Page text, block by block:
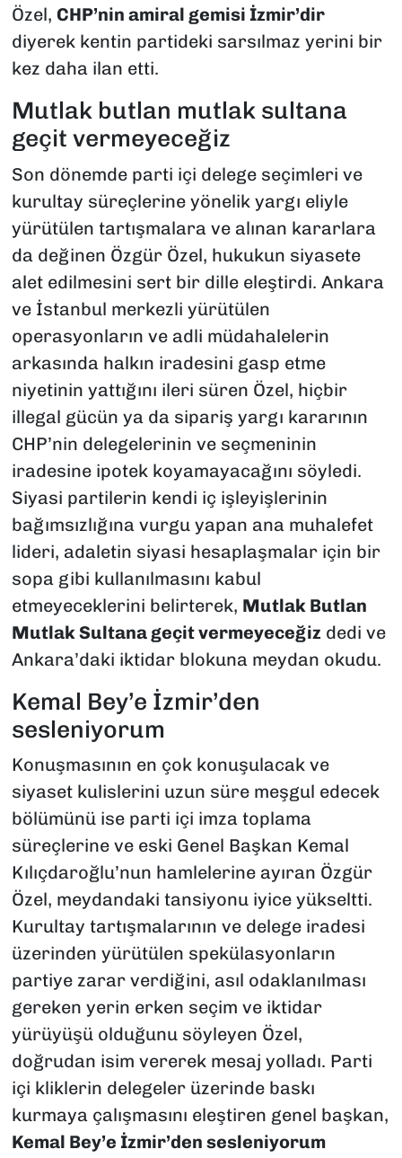
Özel, CHP’nin amiral gemisi İzmir’dir
diyerek kentin partideki sarsılmaz yerini bir
kez daha ilan etti.
​Mutlak butlan mutlak sultana
geçit vermeyeceğiz
​Son dönemde parti içi delege seçimleri ve
kurultay süreçlerine yönelik yargı eliyle
yürütülen tartışmalara ve alınan kararlara
da değinen Özgür Özel, hukukun siyasete
alet edilmesini sert bir dille eleştirdi. Ankara
ve İstanbul merkezli yürütülen
operasyonların ve adli müdahalelerin
arkasında halkın iradesini gasp etme
niyetinin yattığını ileri süren Özel, hiçbir
illegal gücün ya da sipariş yargı kararının
CHP’nin delegelerinin ve seçmeninin
iradesine ipotek koyamayacağını söyledi.
Siyasi partilerin kendi iç işleyişlerinin
bağımsızlığına vurgu yapan ana muhalefet
lideri, adaletin siyasi hesaplaşmalar için bir
sopa gibi kullanılmasını kabul
etmeyeceklerini belirterek, Mutlak Butlan
Mutlak Sultana geçit vermeyeceğizdedi ve
Ankara’daki iktidar blokuna meydan okudu.
​Kemal Bey’e İzmir’den
sesleniyorum
​Konuşmasının en çok konuşulacak ve
siyaset kulislerini uzun süre meşgul edecek
bölümünü ise parti içi imza toplama
süreçlerine ve eski Genel Başkan Kemal
Kılıçdaroğlu’nun hamlelerine ayıran Özgür
Özel, meydandaki tansiyonu iyice yükseltti.
Kurultay tartışmalarının ve delege iradesi
üzerinden yürütülen spekülasyonların
partiye zarar verdiğini, asıl odaklanılması
gereken yerin erken seçim ve iktidar
yürüyüşü olduğunu söyleyen Özel,
doğrudan isim vererek mesaj yolladı. Parti
içi kliklerin delegeler üzerinde baskı
kurmaya çalışmasını eleştiren genel başkan,
Kemal Bey’e İzmir’den sesleniyorum